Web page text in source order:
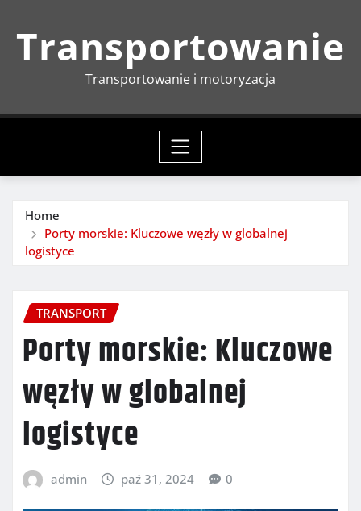
Transportowanie
Transportowanie i motoryzacja
Home
Porty morskie: Kluczowe węzły w globalnej
logistyce
TRANSPORT
Porty morskie: Kluczowe
węzły w globalnej
logistyce
admin paź 31, 2024 0